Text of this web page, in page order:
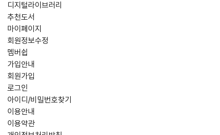
디지털라이브러리
추천도서
마이페이지
회원정보수정
멤버쉽
가입안내
회원가입
로그인
아이디/비밀번호찾기
이용안내
이용약관